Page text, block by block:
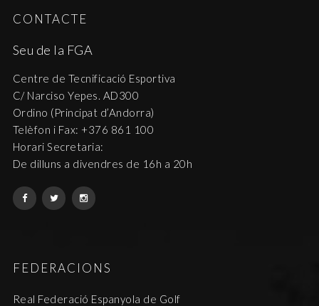
CONTACTE
Seu de la FGA
Centre de Tecnificació Esportiva
C/ Narciso Yepes. AD300
Ordino (Principat d’Andorra)
Telèfon i Fax: +376 861 100
Horari Secretaria:
De dilluns a divendres de 16h a 20h
FEDERACIONS
Real Federació Espanyola de Golf